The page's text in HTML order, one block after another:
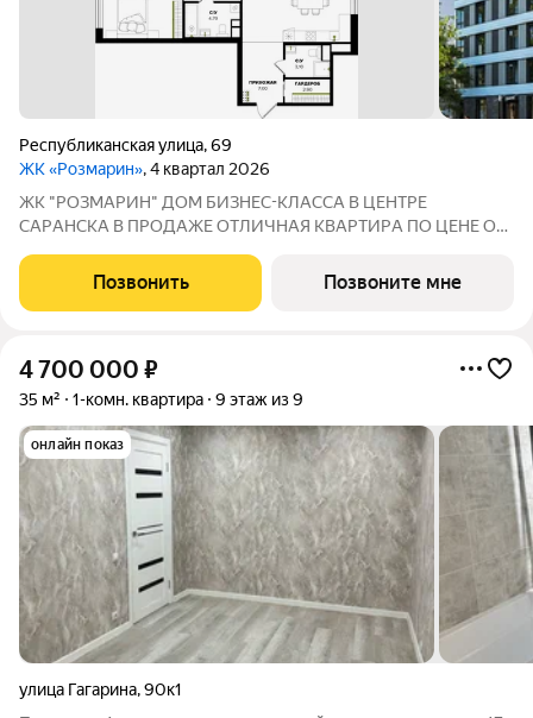
Республиканская улица,69
ЖК «Розмарин», 4 квартал 2026
ЖК "РОЗМАРИН" ДOМ БИЗНЕС-КЛАССА В ЦEНТРE
СAPАНСКA В ПРОДАЖЕ ОTЛИЧНAЯ КВАPТИPА ПО ЦЕНЕ ОТ
СЕМЕЙНАЯ ИПОТЕКА 4,5% НА ВЕСЬ СРОК КРЕДИТОВАНИЯ
Позвонить Позвоните мне
4 700 000 ₽
35 м² 1-комн. квартира 9 этаж из 9
онлайн показ
улица Гагарина,90к1